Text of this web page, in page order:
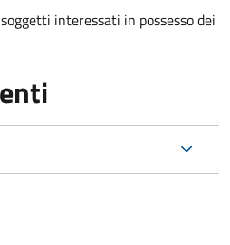
interessati in possesso dei